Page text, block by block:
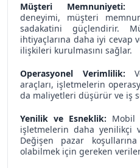
Müşteri Memnuniyeti:
deneyimi, müşteri
sadakatini güçlendirir.
ihtiyaçlarına daha iyi cevap
ilişkileri kurulmasını sağlar.
Operasyonel Verimlilik:
araçları, işletmelerin
da maliyetleri düşürür ve iş
Yenilik ve Esneklik: Mobil
işletmelerin daha yenilikçi
Değişen pazar
olabilmek için gereken